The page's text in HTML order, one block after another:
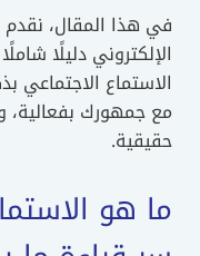
في هذا المقال،
الإلكتروني دليلًا
الاستماع الاجتماعي
مع جمهورك بفعالية،
حقيقية.
ما هو